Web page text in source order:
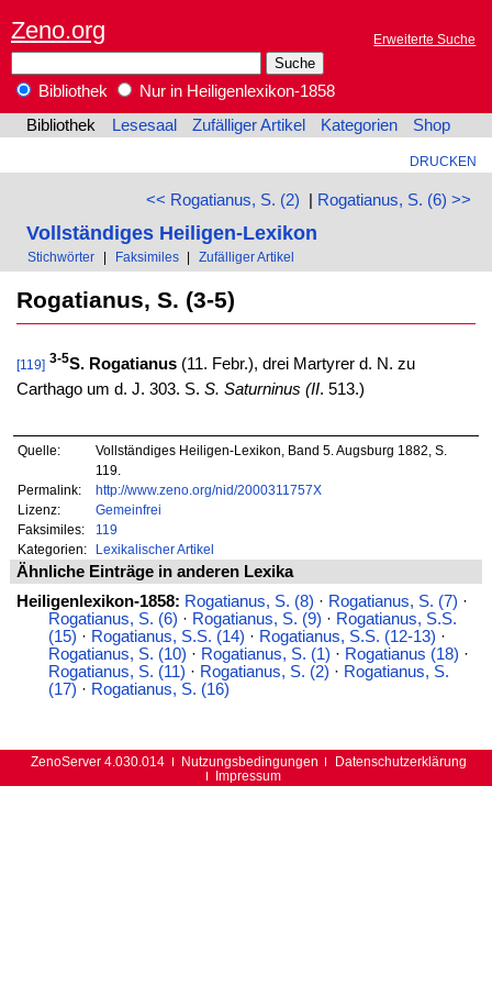
Zeno.org Erweiterte Suche
Bibliothek
Nur in Heiligenlexikon-1858
Bibliothek
Lesesaal Zufälliger Artikel Kategorien Shop
DRUCKEN
<< Rogatianus, S. (2) | Rogatianus, S. (6) >>
Vollständiges Heiligen-Lexikon
Stichwörter | Faksimiles | Zufälliger Artikel
Rogatianus, S. (3-5)
[119] 3-5S. Rogatianus(11. Febr.), drei Martyrer d. N. zu
Carthago um d. J. 303. S. S. Saturninus (II. 513.)
Quelle:
Vollständiges Heiligen-Lexikon, Band 5. Augsburg 1882, S.
119.
Permalink:
http://www.zeno.org/nid/2000311757X
Lizenz:
Gemeinfrei
Faksimiles:
119
Kategorien:
Lexikalischer Artikel
Ähnliche Einträge in anderen Lexika
Heiligenlexikon-1858: Rogatianus, S. (8) · Rogatianus, S. (7) ·
Rogatianus, S. (6) · Rogatianus, S. (9) · Rogatianus, S.S.
(15) · Rogatianus, S.S. (14) · Rogatianus, S.S. (12-13) ·
Rogatianus, S. (10) · Rogatianus, S. (1) · Rogatianus (18) ·
Rogatianus, S. (11) · Rogatianus, S. (2) · Rogatianus, S.
(17) · Rogatianus, S. (16)
ZenoServer 4.030.014 Nutzungsbedingungen
Datenschutzerklärung
Impressum